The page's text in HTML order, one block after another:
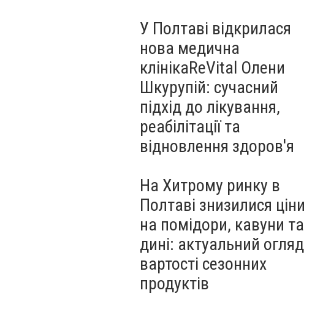
У Полтаві відкрилася
нова медична
клінікаReVital Олени
Шкурупій: сучасний
підхід до лікування,
реабілітації та
відновлення здоров'я
На Хитрому ринку в
Полтаві знизилися ціни
на помідори, кавуни та
дині: актуальний огляд
вартості сезонних
продуктів